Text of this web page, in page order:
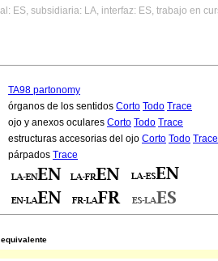
ES, subsidiaria: LA, interfaz: ES, trabajo en
TA98 partonomy
órganos de los sentidos Corto Todo Trace
ojo y anexos oculares Corto Todo Trace
estructuras accesorias del ojo Corto Todo Trace
párpados Trace